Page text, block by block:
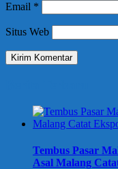
Email *
Situs Web
Tembus Pasar
Asal Malang